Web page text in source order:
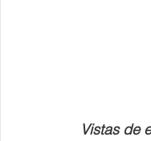
Vistas de